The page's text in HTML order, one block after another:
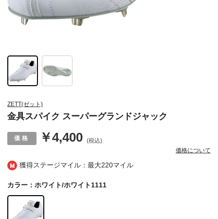
獲得ステージマイル：最大220マイル
ZETT(ゼット)
金具スパイク スーパーグランドジャック
￥4,400 (税込)
価格について
カラー：ホワイト/ホワイト1111